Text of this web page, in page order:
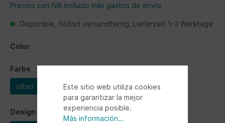
Precios con IVA incluido más gastos de envío
Disponible, Sofort versandfertig, Lieferzeit 1-3 Werktage
Color
Farbe
silber weiß
Design
Este sitio web utiliza cookies
para garantizar la mejor
experiencia posible.
Más información...